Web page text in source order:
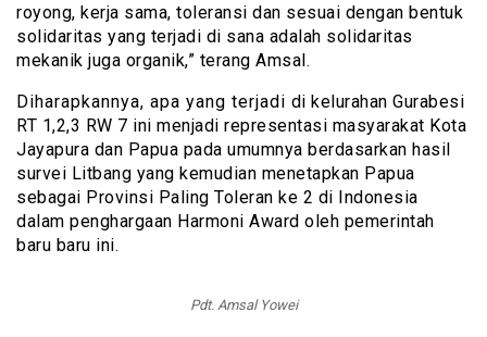
royong, kerja sama, toleransi dan sesuai dengan bentuk
solidaritas yang terjadi di sana adalah solidaritas
mekanik juga organik,” terang Amsal.
Diharapkannya, apa yang terjadi di kelurahan Gurabesi
RT 1,2,3 RW 7 ini menjadi representasi masyarakat Kota
Jayapura dan Papua pada umumnya berdasarkan hasil
survei Litbang yang kemudian menetapkan Papua
sebagai Provinsi Paling Toleran ke 2 di Indonesia
dalam penghargaan Harmoni Award oleh pemerintah
baru baru ini.
Pdt. Amsal Yowei